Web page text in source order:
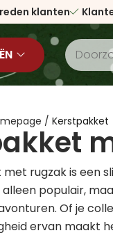
klanten
/ Kerstpakket
rugzak is een
alleen populair,
Of je
ervan maakt